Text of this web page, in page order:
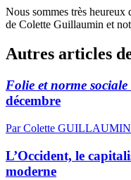
Nous sommes très
de Colette Guillaumin et
Autres articles
Folie et norme sociale
décembre
Par Colette GUILLAUMIN
L’Occident, le
moderne